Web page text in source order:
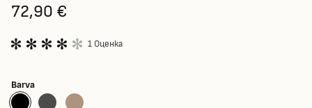
72,90 €
1 Оценка
Barva